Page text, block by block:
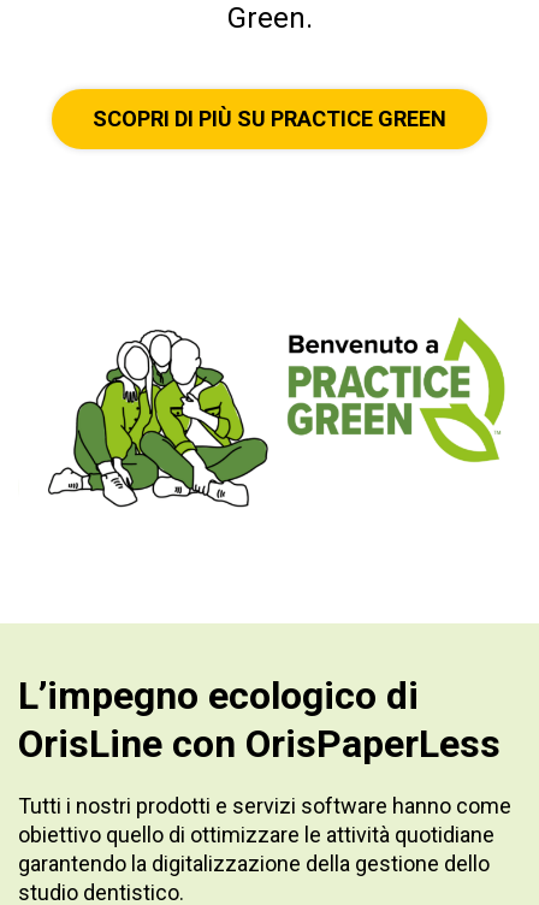
Green.
SCOPRI DI PIÙ SU PRACTICE GREEN
L’impegno ecologico di
OrisLine con OrisPaperLess
Tutti i nostri prodotti e servizi software hanno come
obiettivo quello di ottimizzare le attività quotidiane
garantendo la digitalizzazione della gestione dello
studio dentistico.